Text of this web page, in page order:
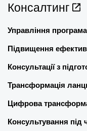
Консалтинг
Управління
Підвищення
Консультації з
Трансформація
Цифрова
Консультування під